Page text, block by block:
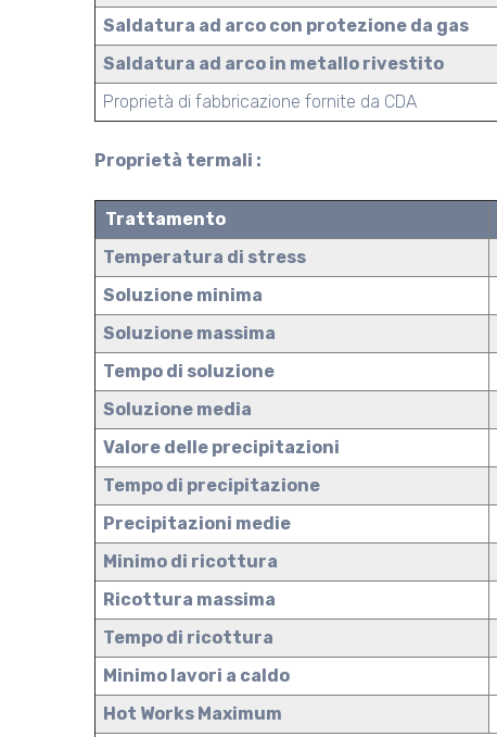
Proprietà di fabbricazione fornite da CDA
Saldatura ad arco con protezione da gas
Saldatura ad arco in metallo rivestito
Proprietà termali :
Trattamento
Temperatura di stress
Soluzione minima
Soluzione massima
Tempo di soluzione
Soluzione media
Valore delle precipitazioni
Tempo di precipitazione
Precipitazioni medie
Minimo di ricottura
Ricottura massima
Tempo di ricottura
Minimo lavori a caldo
Hot Works Maximum